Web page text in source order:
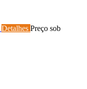
Detalhes Preço sob